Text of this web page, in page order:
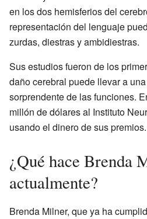
en los dos hemisferios del
representación del lenguaje
zurdas, diestras y ambidiestras.
Sus estudios fueron de los
daño cerebral puede llevar a
sorprendente de las funciones.
millón de dólares al Instituto
usando el dinero de sus premios.
¿Qué hace Brenda
actualmente?
Brenda Milner, que ya ha